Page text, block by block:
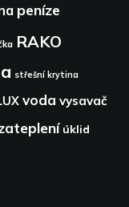
peníze
RAKO
střešní krytina
voda vysavač
úklid